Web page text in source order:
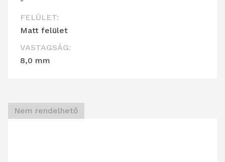
FELÜLET:
Matt felület
VASTAGSÁG:
8,0 mm
Nem rendelhető